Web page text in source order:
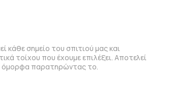
κάθε σημείο του σπιτιού μας και
τοίχου που έχουμε επιλέξει. Αποτελεί
όμορφα παρατηρώντας το.